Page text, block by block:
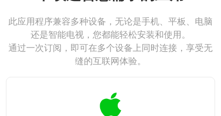
此应用程序兼容多种设备，无论是手机、平板、电脑
还是智能电视，您都能轻松安装和使用。
通过一次订阅，即可在多个设备上同时连接，享受无
缝的互联网体验。